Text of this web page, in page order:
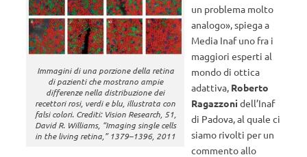
Immagini di una porzione della retina
di pazienti che mostrano ampie
differenze nella distribuzione dei
recettori rosi, verdi e blu, illustrata con
falsi colori. Crediti: Vision Research, 51,
David R. Williams, “Imaging single cells
in the living retina,” 1379–1396, 2011
un problema molto
analogo», spiega a
Media Inaf uno fra i
maggiori esperti al
mondo di ottica
adattiva, Roberto
Ragazzoni dell’Inaf
di Padova, al quale ci
siamo rivolti per un
commento allo